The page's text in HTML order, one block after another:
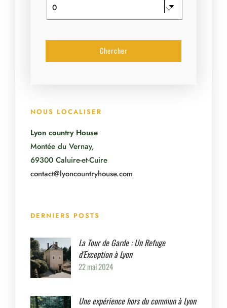
NOUS LOCALISER
Lyon country House
Montée du Vernay,
69300 Caluire-et-Cuire
contact@lyoncountryhouse.com
DERNIERS POSTS
La Tour de Garde : Un Refuge
d'Exception à Lyon
22 mai 2024
Une expérience hors du commun à Lyon